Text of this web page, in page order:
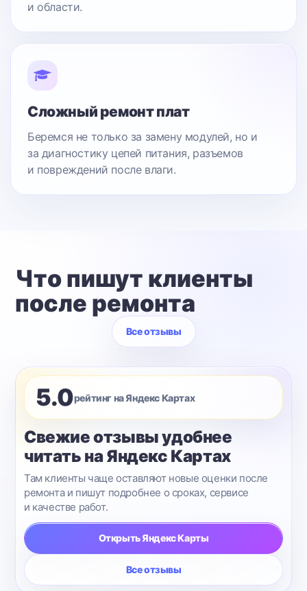
и области.
Сложный ремонт плат
Беремся не только за замену модулей, но и
за диагностику цепей питания, разъемов
и повреждений после влаги.
Что пишут клиенты
после ремонта
Все отзывы
5.0рейтинг на Яндекс Картах
Свежие отзывы удобнее
читать на Яндекс Картах
Там клиенты чаще оставляют новые оценки после
ремонта и пишут подробнее о сроках, сервисе
и качестве работ.
Открыть Яндекс Карты
Все отзывы